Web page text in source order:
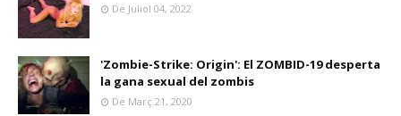
De Juliol 04, 2022
'Zombie-Strike: Origin': El ZOMBID-19 desperta
la gana sexual del zombis
De Març 21, 2020